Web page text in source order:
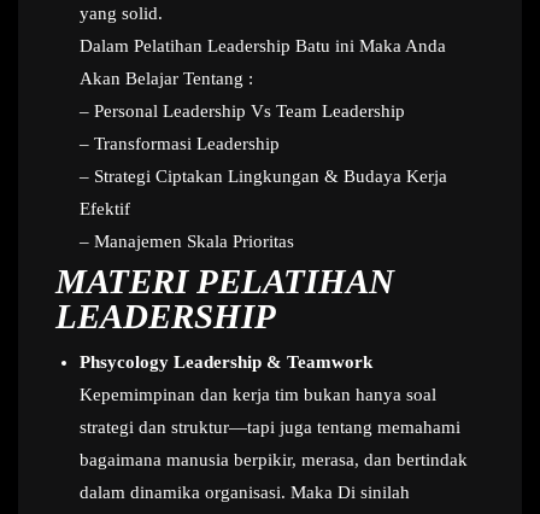
yang solid.
Dalam Pelatihan Leadership Batu ini Maka Anda
Akan Belajar Tentang :
– Personal Leadership Vs Team Leadership
– Transformasi Leadership
– Strategi Ciptakan Lingkungan & Budaya Kerja
Efektif
– Manajemen Skala Prioritas
MATERI PELATIHAN
LEADERSHIP
Phsycology Leadership & Teamwork
Kepemimpinan dan kerja tim bukan hanya soal
strategi dan struktur—tapi juga tentang memahami
bagaimana manusia berpikir, merasa, dan bertindak
dalam dinamika organisasi. Maka Di sinilah